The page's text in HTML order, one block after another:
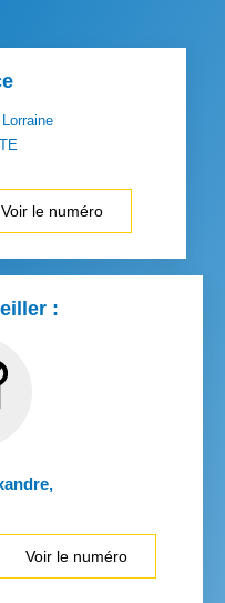
Voir le numéro
:
,
Voir le numéro